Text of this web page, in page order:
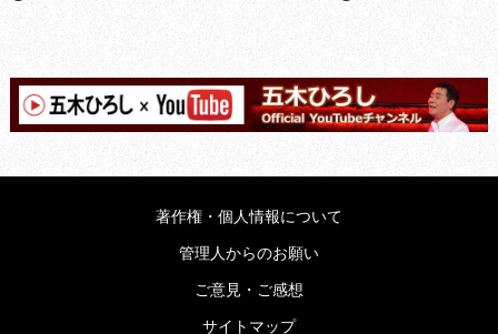
著作権・個人情報について
管理人からのお願い
ご意見・ご感想
サイトマップ